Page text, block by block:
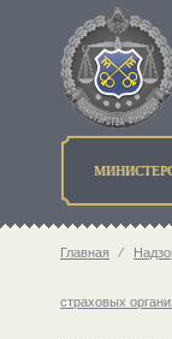
Главная ⁄
страховых